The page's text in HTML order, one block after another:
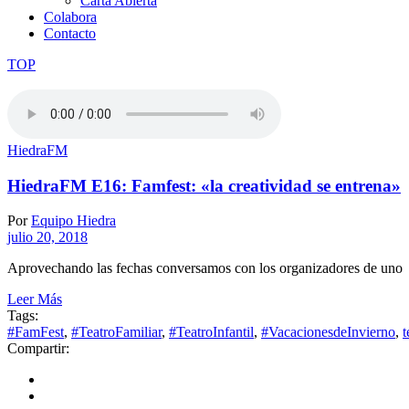
Colabora
Contacto
TOP
HiedraFM
HiedraFM E16: Famfest: «la creatividad se entrena»
PorEquipo Hiedra
julio 20, 2018
Aprovechando las fechas conversamos con los organizadores de uno
Leer Más
Tags:
#FamFest, #TeatroFamiliar, #TeatroInfantil, #VacacionesdeInvierno,
Compartir: